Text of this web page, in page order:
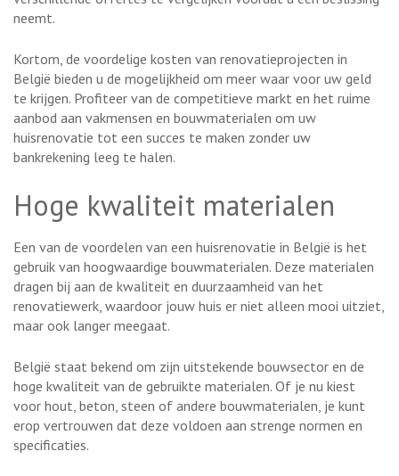
neemt.
Kortom, de voordelige kosten van renovatieprojecten in
België bieden u de mogelijkheid om meer waar voor uw geld
te krijgen. Profiteer van de competitieve markt en het ruime
aanbod aan vakmensen en bouwmaterialen om uw
huisrenovatie tot een succes te maken zonder uw
bankrekening leeg te halen.
Hoge kwaliteit materialen
Een van de voordelen van een huisrenovatie in België is het
gebruik van hoogwaardige bouwmaterialen. Deze materialen
dragen bij aan de kwaliteit en duurzaamheid van het
renovatiewerk, waardoor jouw huis er niet alleen mooi uitziet,
maar ook langer meegaat.
België staat bekend om zijn uitstekende bouwsector en de
hoge kwaliteit van de gebruikte materialen. Of je nu kiest
voor hout, beton, steen of andere bouwmaterialen, je kunt
erop vertrouwen dat deze voldoen aan strenge normen en
specificaties.